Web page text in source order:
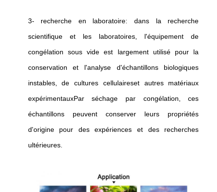
3- recherche en laboratoire: dans la recherche
scientifique et les laboratoires, l'équipement de
congélation sous vide est largement utilisé pour la
conservation et l'analyse d'échantillons biologiques
instables, de cultures cellulaireset autres matériaux
expérimentauxPar séchage par congélation, ces
échantillons peuvent conserver leurs propriétés
d'origine pour des expériences et des recherches
ultérieures.